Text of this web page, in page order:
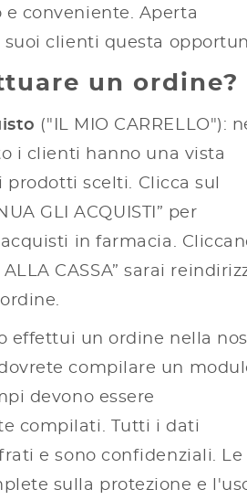
e conveniente. Aperta
suoi clienti questa
un ordine?
("IL MIO CARRELLO"):
i clienti hanno una vista
scelti. Clicca sul
GLI ACQUISTI” per
in farmacia.
CASSA” sarai
effettui un ordine nella
compilare un
devono essere
compilati. Tutti i dati
e sono confidenziali. Le
sulla protezione e